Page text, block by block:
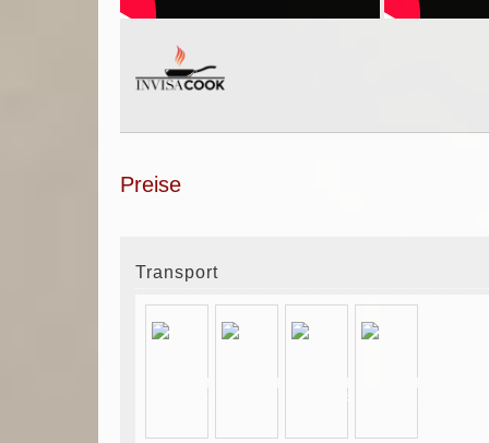
Preise
Transport